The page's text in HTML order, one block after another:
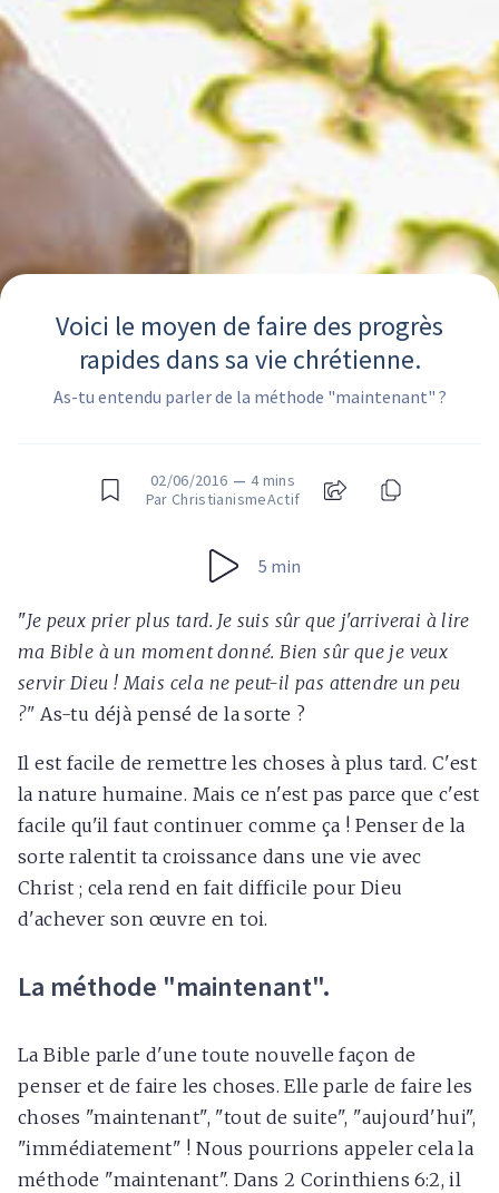
Voici le moyen de faire des progrès
rapides dans sa vie chrétienne.
As-tu entendu parler de la méthode "maintenant" ?
02/06/2016 — 4 mins
Par ChristianismeActif
5 min
"Je peux prier plus tard. Je suis sûr que j'arriverai à lire
ma Bible à un moment donné. Bien sûr que je veux
servir Dieu ! Mais cela ne peut-il pas attendre un peu
?" As-tu déjà pensé de la sorte ?
Il est facile de remettre les choses à plus tard. C'est
la nature humaine. Mais ce n'est pas parce que c'est
facile qu'il faut continuer comme ça ! Penser de la
sorte ralentit ta croissance dans une vie avec
Christ ; cela rend en fait difficile pour Dieu
d'achever son œuvre en toi.
La méthode "maintenant".
La Bible parle d'une toute nouvelle façon de
penser et de faire les choses. Elle parle de faire les
choses "maintenant", "tout de suite", "aujourd'hui",
"immédiatement" ! Nous pourrions appeler cela la
méthode "maintenant". Dans 2 Corinthiens 6:2, il